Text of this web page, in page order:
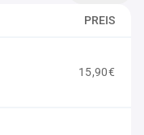
PREIS
15,90€